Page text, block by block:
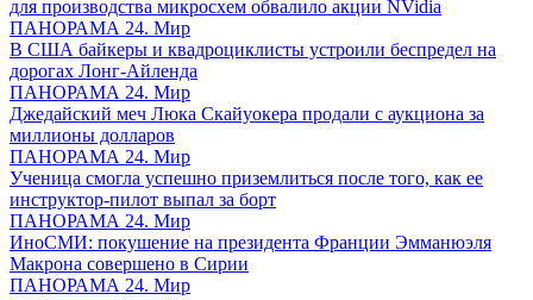
для производства микросхем обвалило акции NVidia
ПАНОРАМА 24. Мир
В США байкеры и квадроциклисты устроили беспредел на
дорогах Лонг-Айленда
ПАНОРАМА 24. Мир
Джедайский меч Люка Скайуокера продали с аукциона за
миллионы долларов
ПАНОРАМА 24. Мир
Ученица смогла успешно приземлиться после того, как ее
инструктор-пилот выпал за борт
ПАНОРАМА 24. Мир
ИноСМИ: покушение на президента Франции Эмманюэля
Макрона совершено в Сирии
ПАНОРАМА 24. Мир